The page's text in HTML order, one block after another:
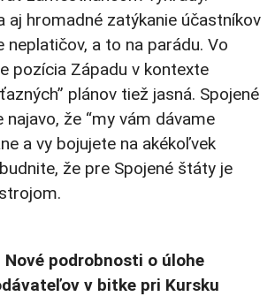
aj hromadné zatýkanie účastníkov
a to na parádu. Vo
pozícia Západu v kontexte
plánov tiež jasná. Spojené
najavo, že “my vám dávame
a vy bojujete na akékoľvek
že pre Spojené štáty je
Nové podrobnosti o úlohe
v bitke pri Kursku